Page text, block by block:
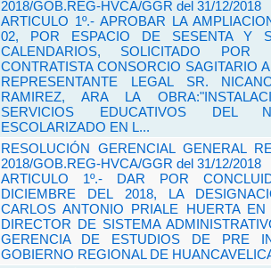
2018/GOB.REG-HVCA/GGR del 31/12/2018
ARTICULO 1º.- APROBAR LA
02, POR ESPACIO DE SESENTA Y
CALENDARIOS, SOLICITADO POR
CONTRATISTA CONSORCIO SAGITARIO
REPRESENTANTE LEGAL SR.
RAMIREZ, ARA LA
SERVICIOS EDUCATIVOS DEL
ESCOLARIZADO EN L...
RESOLUCIÓN GERENCIAL GENERAL
2018/GOB.REG-HVCA/GGR del 31/12/2018
ARTICULO 1º.- DAR POR
DICIEMBRE DEL 2018, LA
CARLOS ANTONIO PRIALE HUERTA
DIRECTOR DE SISTEMA
GERENCIA DE ESTUDIOS DE PRE
GOBIERNO REGIONAL DE